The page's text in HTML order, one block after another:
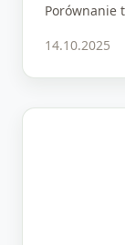
Porównanie
14.10.2025